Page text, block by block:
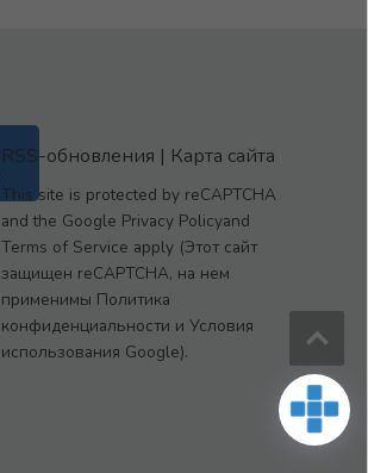
RSS-обновления | Карта сайта
This site is protected by reCAPTCHA
and the Google Privacy Policyand
Terms of Service apply (Этот сайт
защищен reCAPTCHA, на нем
применимы Политика
конфиденциальности и Условия
использования Google).